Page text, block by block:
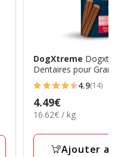
DogXtreme
Dentaires pour
4.9
étoiles
avec
14
4.9(14)
Prix
4.49€
4.49€
16.62€
Kg
16.62€ / kg
Ajouter